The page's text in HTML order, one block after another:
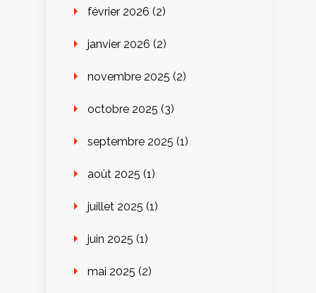
février 2026 (2)
janvier 2026 (2)
novembre 2025 (2)
octobre 2025 (3)
septembre 2025 (1)
août 2025 (1)
juillet 2025 (1)
juin 2025 (1)
mai 2025 (2)